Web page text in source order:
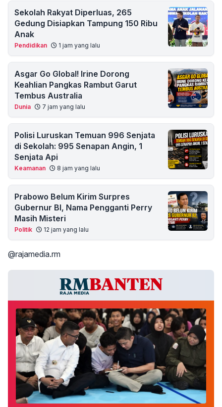
Sekolah Rakyat Diperluas, 265
Gedung Disiapkan Tampung 150 Ribu
Anak
Pendidikan 1 jam yang lalu
Asgar Go Global! Irine Dorong
Keahlian Pangkas Rambut Garut
Tembus Australia
Dunia 7 jam yang lalu
Polisi Luruskan Temuan 996 Senjata
di Sekolah: 995 Senapan Angin, 1
Senjata Api
Keamanan 8 jam yang lalu
Prabowo Belum Kirim Surpres
Gubernur BI, Nama Pengganti Perry
Masih Misteri
Politik 12 jam yang lalu
@rajamedia.rm